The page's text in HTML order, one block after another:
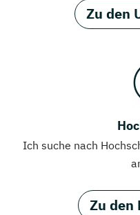
Zu den
Ich suche nach
Zu den